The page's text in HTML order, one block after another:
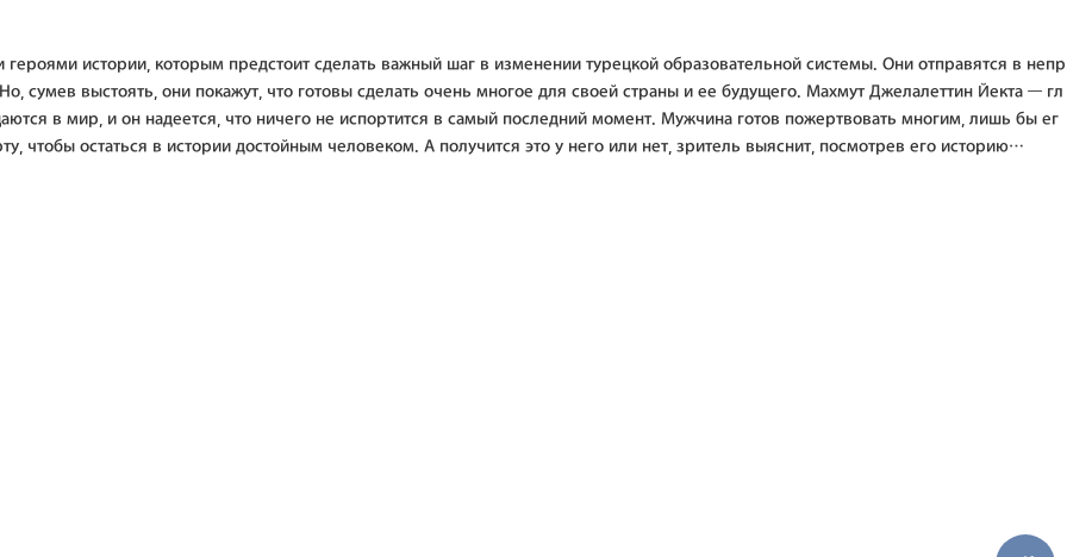
истории, которым предстоит сделать важный шаг в изменении турецкой образовательной системы. Они отправятся в непр
сумев выстоять, они покажут, что готовы сделать очень многое для своей страны и ее будущего. Махмут Джелалеттин Йекта — гл
в мир, и он надеется, что ничего не испортится в самый последний момент. Мужчина готов пожертвовать многим, лишь бы ег
чтобы остаться в истории достойным человеком. А получится это у него или нет, зритель выяснит, посмотрев его историю…